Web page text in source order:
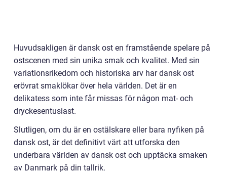
Huvudsakligen är dansk ost en framstående spelare på
ostscenen med sin unika smak och kvalitet. Med sin
variationsrikedom och historiska arv har dansk ost
erövrat smaklökar över hela världen. Det är en
delikatess som inte får missas för någon mat- och
dryckesentusiast.
Slutligen, om du är en ostälskare eller bara nyfiken på
dansk ost, är det definitivt värt att utforska den
underbara världen av dansk ost och upptäcka smaken
av Danmark på din tallrik.